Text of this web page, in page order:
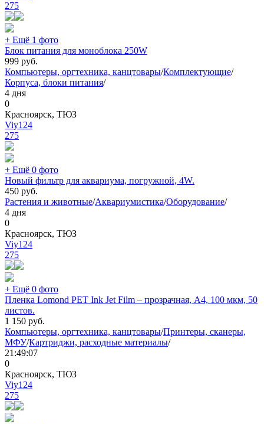
275
+ Ещё 1 фото
Блок питания для моноблока 250W
999 руб.
Компьютеры, оргтехника, канцтовары/Комплектующие/
Корпуса, блоки питания/
4 дня
0
Красноярск, ТЮЗ
Viy124
275
+ Ещё 0 фото
Новый фильтр для аквариума, погружной, 4W.
450 руб.
Растения и животные/Аквариумистика/Оборудование/
4 дня
0
Красноярск, ТЮЗ
Viy124
275
+ Ещё 0 фото
Пленка Lomond PET Ink Jet Film – прозрачная, А4, 100 мкм, 50
листов.
1 150 руб.
Компьютеры, оргтехника, канцтовары/Принтеры, сканеры,
МФУ/Картриджи, расходные материалы/
21:49:07
0
Красноярск, ТЮЗ
Viy124
275